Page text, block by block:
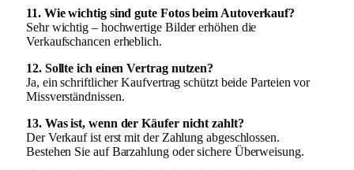
11. Wie wichtig sind gute Fotos beim Autoverkauf?
Sehr wichtig – hochwertige Bilder erhöhen die
Verkaufschancen erheblich.
12. Sollte ich einen Vertrag nutzen?
Ja, ein schriftlicher Kaufvertrag schützt beide Parteien vor
Missverständnissen.
13. Was ist, wenn der Käufer nicht zahlt?
Der Verkauf ist erst mit der Zahlung abgeschlossen.
Bestehen Sie auf Barzahlung oder sichere Überweisung.